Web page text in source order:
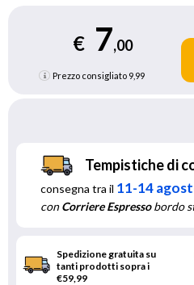
€ 7,00
Prezzo consigliato 9,99
Tempistiche di
consegna tra il 11-14
conCorriere Espressobordo
Spedizione gratuita su
tanti prodotti sopra i
€59,99